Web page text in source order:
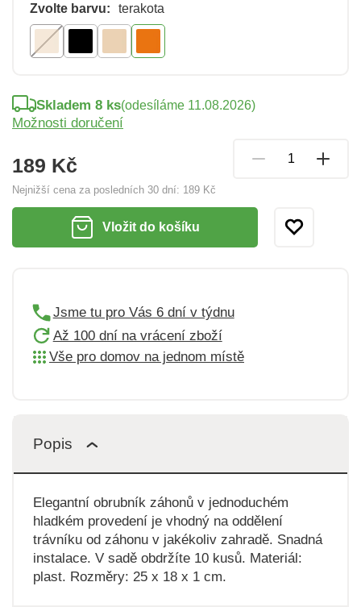
Zvolte barvu: terakota
189 Kč
Nejnižší cena za posledních 30 dní: 189 Kč
Skladem 8 ks(odesíláme 11.08.2026)
Možnosti doručení
Vložit do košíku
Jsme tu pro Vás 6 dní v týdnu
Až 100 dní na vrácení zboží
Vše pro domov na jednom místě
Popis
Elegantní obrubník záhonů v jednoduchém
hladkém provedení je vhodný na oddělení
trávníku od záhonu v jakékoliv zahradě. Snadná
instalace. V sadě obdržíte 10 kusů. Materiál:
plast. Rozměry: 25 x 18 x 1 cm.